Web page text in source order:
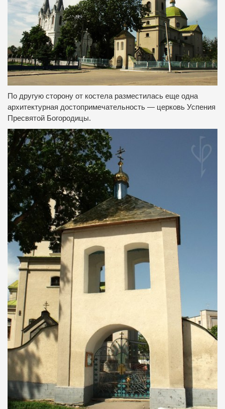
По другую сторону от костела разместилась еще одна
архитектурная достопримечательность — церковь Успения
Пресвятой Богородицы.